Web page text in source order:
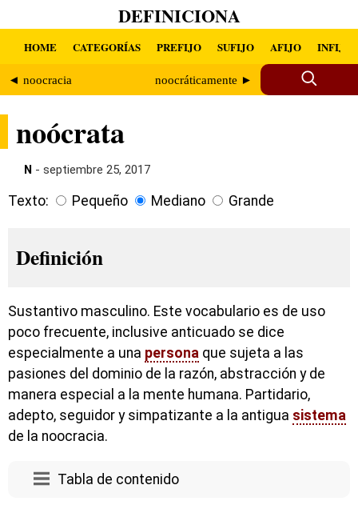
DEFINICIONA
HOME CATEGORÍAS PREFIJO SUFIJO AFIJO INFIJO
◄ noocracia noocráticamente ►
noócrata
N - septiembre 25, 2017
Texto: Pequeño Mediano Grande
Definición
Sustantivo masculino. Este vocabulario es de uso
poco frecuente, inclusive anticuado se dice
especialmente a una persona que sujeta a las
pasiones del dominio de la razón, abstracción y de
manera especial a la mente humana. Partidario,
adepto, seguidor y simpatizante a la antigua sistema
de la noocracia.
Tabla de contenido